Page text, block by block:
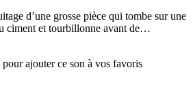
d’une grosse pièce qui tombe sur une
ciment et tourbillonne avant de…